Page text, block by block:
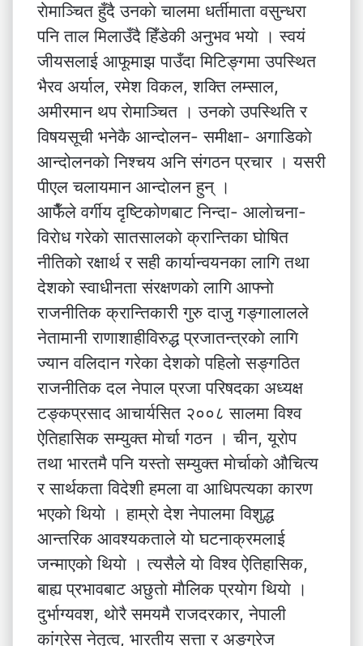
राेमाञ्चित हुँदै उनकाे चालमा धर्तीमाता वसुन्धरा
पनि ताल मिलाउँदै हिँडेकी अनुभव भयाे । स्वयं
जीयसलाई आफूमाझ पाउँदा मिटिङ्गमा उपस्थित
भैरव अर्याल, रमेश विकल, शक्ति लम्साल,
अमीरमान थप राेमाञ्चित । उनकाे उपस्थिति र
विषयसूची भनेकै आन्दाेलन- समीक्षा- अगाडिकाे
आन्दोलनकाे निश्चय अनि संगठन प्रचार । यसरी
पीएल चलायमान आन्दाेलन हुन् ।
आफैँले वर्गीय दृष्टिकोणबाट निन्दा- आलाेचना-
विराेध गरेकाे सातसालकाे क्रान्तिका घाेषित
नीतिकाे रक्षार्थ र सही कार्यान्वयनका लागि तथा
देशकाे स्वाधीनता संरक्षणकाे लागि आफ्नाे
राजनीतिक क्रान्तिकारी गुरु दाजु गङ्गालालले
नेतामानी राणाशाहीविरुद्ध प्रजातन्त्रकाे लागि
ज्यान वलिदान गरेका देशकाे पहिलाे सङ्गठित
राजनीतिक दल नेपाल प्रजा परिषदका अध्यक्ष
टङ्कप्रसाद आचार्यसित २००८ सालमा विश्व
ऐतिहासिक सम्युक्त माेर्चा गठन । चीन, यूराेप
तथा भारतमै पनि यस्ताे सम्युक्त माेर्चाकाे औचित्य
र सार्थकता विदेशी हमला वा आधिपत्यका कारण
भएकाे थियाे । हाम्राे देश नेपालमा विशुद्ध
आन्तरिक आवश्यकताले याे घटनाक्रमलाई
जन्माएकाे थियाे । त्यसैले याे विश्व ऐतिहासिक,
बाह्य प्रभावबाट अछुताे माैलिक प्रयाेग थियाे ।
दुर्भाग्यवश, थाेरै समयमै राजदरकार, नेपाली
कांग्रेस नेतृत्व, भारतीय सत्ता र अङ्ग्रेज